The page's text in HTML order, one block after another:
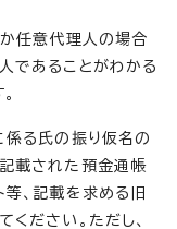
か任意代理人の場合
であることがわかる
係る氏の振り仮名の
載された預金通帳
、記載を求める旧
ださい。ただし、